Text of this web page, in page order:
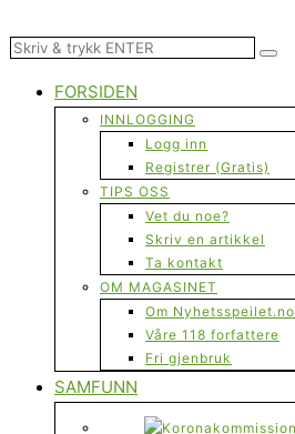
FORSIDEN
INNLOGGING
Logg inn
Registrer (Gratis)
TIPS OSS
Vet du noe?
Skriv en artikkel
Ta kontakt
OM MAGASINET
Om Nyhetsspeilet.no
Våre 118 forfattere
Fri gjenbruk
SAMFUNN